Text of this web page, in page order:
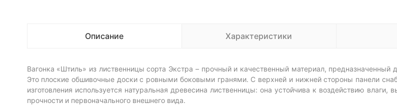
Описание Характеристики
Вагонка «Штиль» из лиственницы сорта Экстра – прочный и качественный материал,
Это плоские обшивочные доски с ровными боковыми гранями. С верхней и нижней стороны панели
изготовления используется натуральная древесина лиственницы: она устойчива к воздействию
прочности и первоначального внешнего вида.